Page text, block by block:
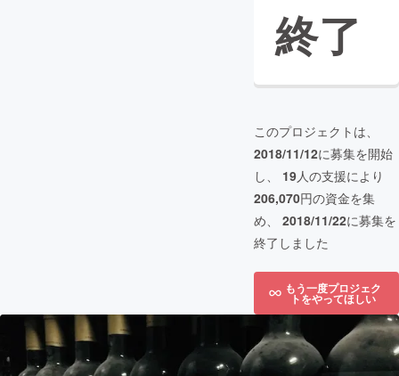
終了
このプロジェクトは、
2018/11/12に募集を開始
し、 19人の支援により
206,070円の資金を集
め、 2018/11/22に募集を
終了しました
もう一度プロジェク
トをやってほしい